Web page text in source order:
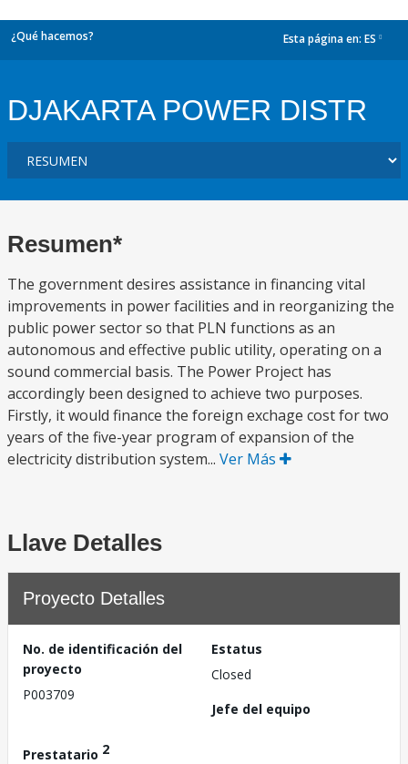
¿Qué hacemos? Esta página en: ES
DJAKARTA POWER DISTR
Resumen*
The government desires assistance in financing vital
improvements in power facilities and in reorganizing the
public power sector so that PLN functions as an
autonomous and effective public utility, operating on a
sound commercial basis. The Power Project has
accordingly been designed to achieve two purposes.
Firstly, it would finance the foreign exchage cost for two
years of the five-year program of expansion of the
electricity distribution system... Ver Más
Llave Detalles
Proyecto Detalles
No. de identificación del
proyecto
P003709
Estatus
Closed
Jefe del equipo
Prestatario 2